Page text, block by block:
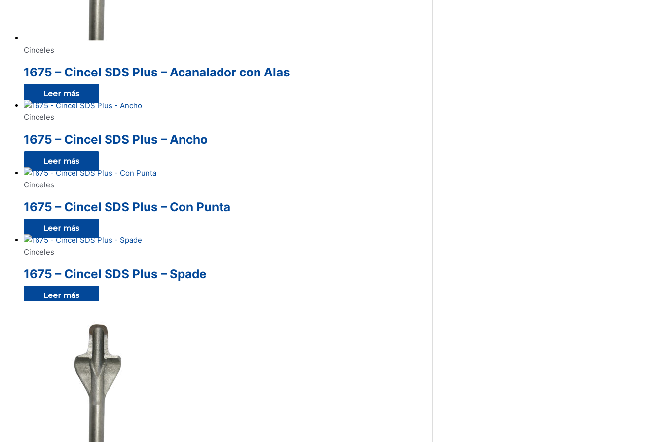
Cinceles
1675 – Cincel SDS Plus – Acanalador con Alas
Leer más
Cinceles
1675 – Cincel SDS Plus – Ancho
Leer más
Cinceles
1675 – Cincel SDS Plus – Con Punta
Leer más
Cinceles
1675 – Cincel SDS Plus – Spade
Leer más